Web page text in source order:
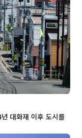
대화재 이후 도시를